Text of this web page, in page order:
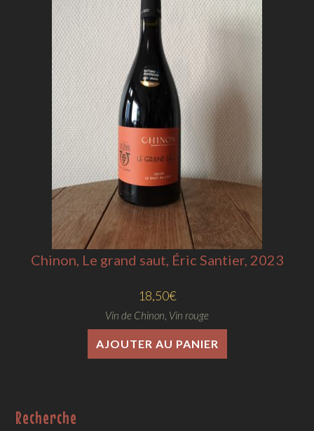
Chinon, Le grand saut, Éric Santier, 2023
18,50€
Vin de Chinon Vin rouge
AJOUTER AU PANIER
Recherche